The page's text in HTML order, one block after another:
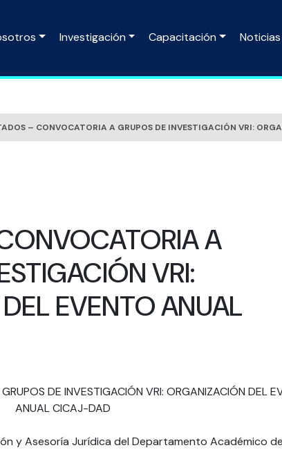
Investigación Capacitación
– CONVOCATORIA A GRUPOS DE INVESTIGACIÓN VRI:
A
VRI:
EVENTO ANUAL
y Asesoría Jurídica del Departamento Académico de